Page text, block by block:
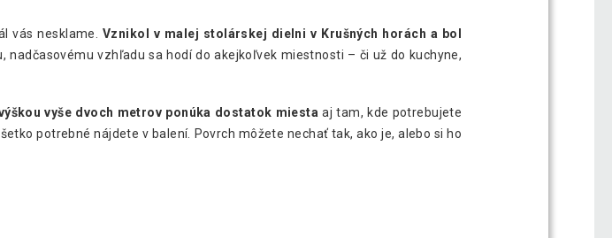
vás nesklame. Vznikol v malej stolárskej dielni v Krušných horách a bol
nadčasovému vzhľadu sa hodí do akejkoľvek miestnosti – či už do kuchyne,
vyše dvoch metrov ponúka dostatok miesta aj tam, kde potrebujete
potrebné nájdete v balení. Povrch môžete nechať tak, ako je, alebo si ho